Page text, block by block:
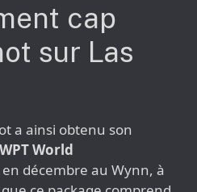
cap
sur Las
a ainsi obtenu son
WPT World
décembre au Wynn, à